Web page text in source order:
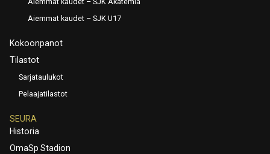
Aiemmat kaudet – SJK U17
Kokoonpanot
Tilastot
Sarjataulukot
Pelaajatilastot
SEURA
Historia
OmaSp Stadion